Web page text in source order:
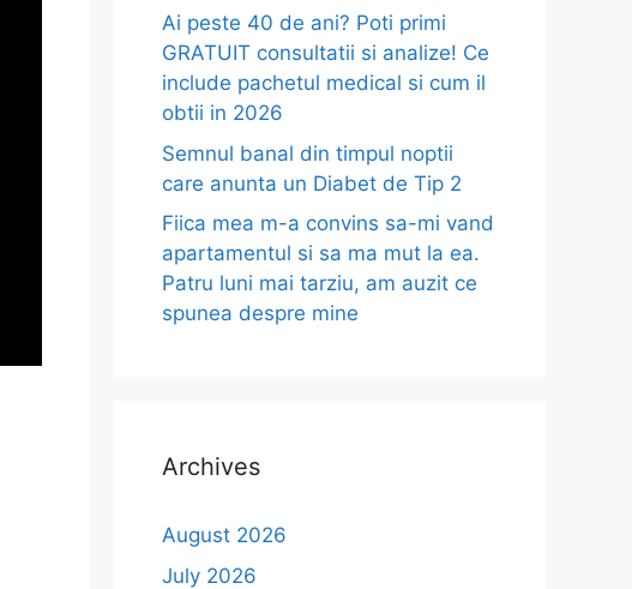
Ai peste 40 de ani? Poti primi
GRATUIT consultatii si analize! Ce
include pachetul medical si cum il
obtii in 2026
Semnul banal din timpul noptii
care anunta un Diabet de Tip 2
Fiica mea m-a convins sa-mi vand
apartamentul si sa ma mut la ea.
Patru luni mai tarziu, am auzit ce
spunea despre mine
Archives
August 2026
July 2026